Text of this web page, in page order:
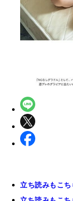
立ち読みもこち